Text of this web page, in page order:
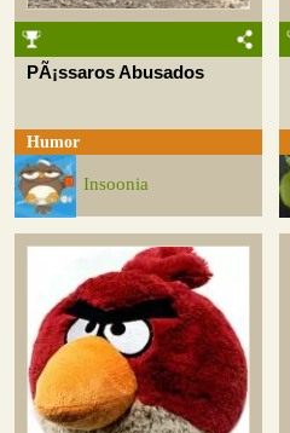
PÃ¡ssaros Abusados
Humor
Insoonia